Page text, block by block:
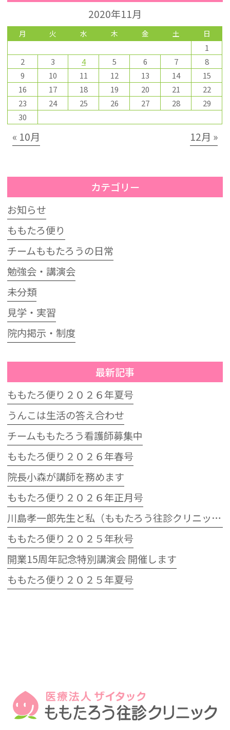
2020年11月
月 火 水 木 金 土 日
1
2
3 4 5 6 7
8
9
10 11 12 13 14
15
16
17 18 19 20 21
22
23
24 25 26 27 28
29
30
« 10月 12月 »
カテゴリー
お知らせ
ももたろ便り
チームももたろうの日常
勉強会・講演会
未分類
見学・実習
院内掲示・制度
最新記事
ももたろ便り２０２６年夏号
うんこは生活の答え合わせ
チームももたろう看護師募集中
ももたろ便り２０２６年春号
院長小森が講師を務めます
ももたろ便り２０２６年正月号
川島孝一郎先生と私（ももたろう往診クリニック開院15周年記念特別講演会）
ももたろ便り２０２５年秋号
開業15周年記念特別講演会 開催します
ももたろ便り２０２５年夏号